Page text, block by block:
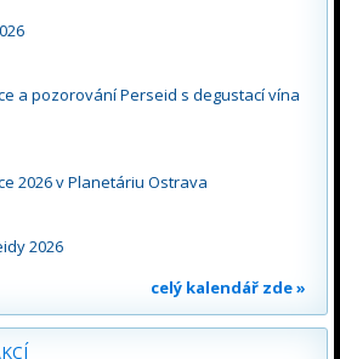
a pozorování Perseid s degustací vína
2026 v Planetáriu Ostrava
2026
celý kalendář zde »